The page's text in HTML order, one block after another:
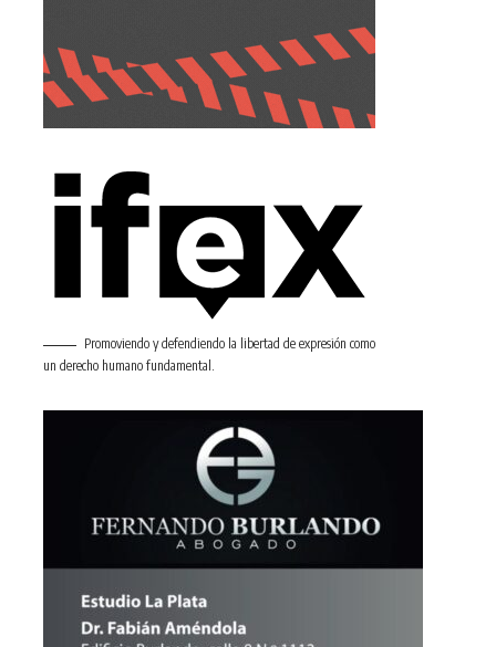
Promoviendo y defendiendo la libertad de expresión como
un derecho humano fundamental.